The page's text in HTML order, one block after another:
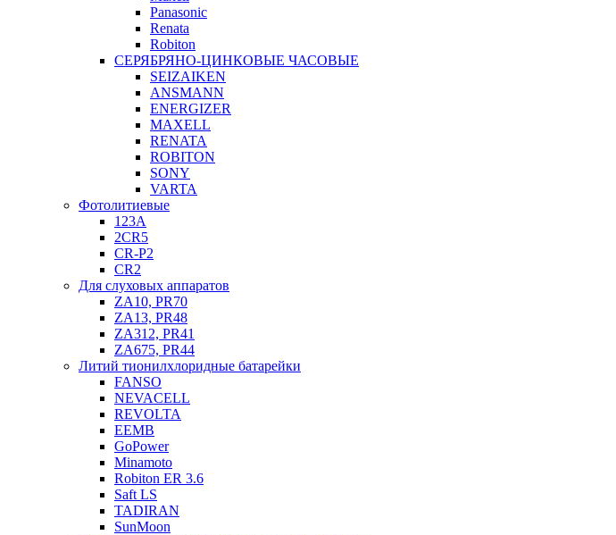
Panasonic
Renata
Robiton
СЕРЯБРЯНО-ЦИНКОВЫЕ ЧАСОВЫЕ
SEIZAIKEN
ANSMANN
ENERGIZER
MAXELL
RENATA
ROBITON
SONY
VARTA
Фотолитиевые
123A
2CR5
CR-P2
CR2
Для слуховых аппаратов
ZA10, PR70
ZA13, PR48
ZA312, PR41
ZA675, PR44
Литий тионилхлоридные батарейки
FANSO
NEVACELL
REVOLTA
EEMB
GoPower
Minamoto
Robiton ER 3.6
Saft LS
TADIRAN
SunMoon